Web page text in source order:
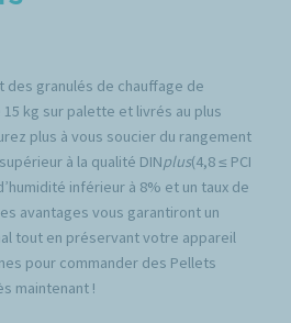
des granulés de chauffage de
kg sur palette et livrés au plus
plus à vous soucier du rangement
à la qualité DINplus(4,8 ≤ PCI
inférieur à 8% et un taux de
avantages vous garantiront un
tout en préservant votre appareil
pour commander des Pellets
maintenant !